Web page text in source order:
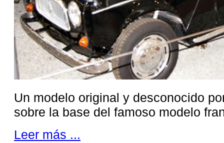
Un modelo original y desconocido
sobre la base del famoso modelo
Leer más ...